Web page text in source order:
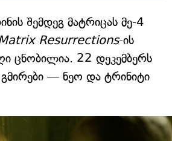
შემდეგ მატრიცას მე-4
Resurrections-ის
ცნობილია. 22 დეკემბერს
გმირები — ნეო და ტრინიტი